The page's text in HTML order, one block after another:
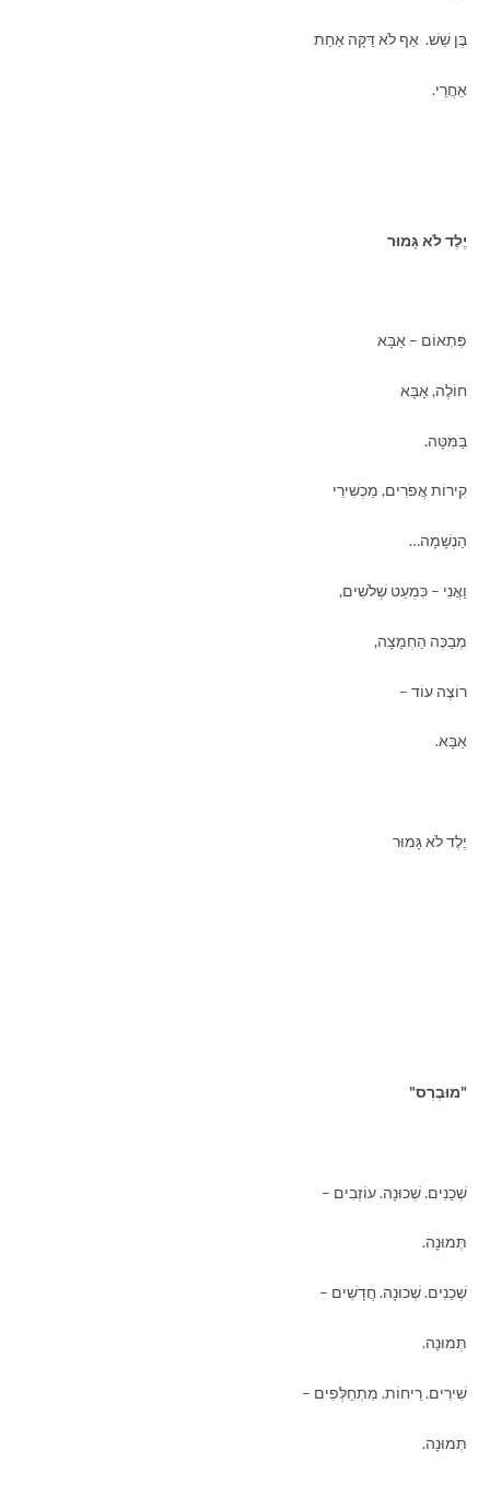
בֶּן שֵׁשׁ. אַף לֹא דַּקָּה אַחַת
אַחֲרֵי.
יֶלֶד לֹא גָּמוּר
פִּתְאוֹם – אַבָּא
חוֹלֶה, אַבָּא
בַּמִּטָּה.
קִירוֹת אֲפֹרִים, מַכְשִׁירֵי
הַנְשָׁמָה…
וַאֲנִי – כִּמְעַט שְׁלֹשִׁים,
מְבַכֶּה הַחְמָצָה,
רוֹצֶה עוֹד –
אַבָּא.
יֶלֶד לֹא גָּמוּר
"מוּבֶרְס"
שְׁכֵנִים. שְׁכוּנָה. עוֹזְבִים –
תְּמוּנָה.
שְׁכֵנִים. שְׁכוּנָה. חֲדָשִׁים –
תְּמוּנָה.
שִׁירִים. רֵיחוֹת. מִתְחַלְּפִים –
תְּמוּנָה.